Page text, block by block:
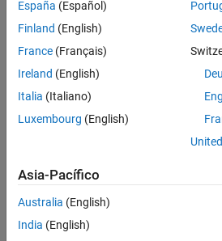
Systems
Data Import and Preparation
Trajectory and Scenario Generation
Inertial Sensor Fusion
Estimation Filters
Multi-Object Trackers
UAV Toolbox
España (Español)
Finland (English)
France (Français)
Ireland (English)
Italia (Italiano)
Luxembourg (English)
Asia-Pacífico
Australia (English)
India (English)
© 1994-2026 The MathWorks, Inc.